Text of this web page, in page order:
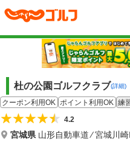
杜の公園ゴルフクラブ(詳細)
クーポン利用OK ポイント利用OK 練
4.2
宮城県 山形自動車道 ⁄ 宮城川